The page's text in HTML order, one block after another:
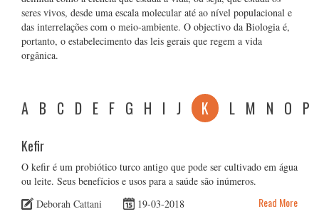
seres vivos, desde uma escala molecular até ao nível populacional e
das interrelações com o meio-ambiente. O objectivo da Biologia é,
portanto, o estabelecimento das leis gerais que regem a vida
orgânica.
A B C D E F G H I J K L M N O P
Kefir
O kefir é um probiótico turco antigo que pode ser cultivado em água
ou leite. Seus benefícios e usos para a saúde são inúmeros.
Deborah Cattani
19-03-2018 Read More